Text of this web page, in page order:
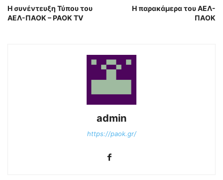
Η συνέντευξη Τύπου του
ΑΕΛ-ΠΑΟΚ – PAOK TV
Η παρακάμερα του ΑΕΛ-
ΠΑΟΚ
admin
https://paok.gr/